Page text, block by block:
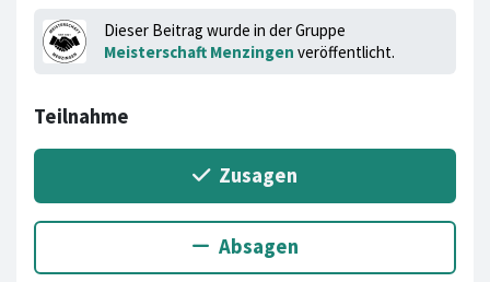
Dieser Beitrag wurde in der Gruppe
Meisterschaft Menzingen veröffentlicht.